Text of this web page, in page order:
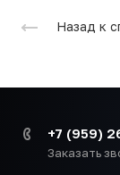
Назад к
+7 (959)
Заказать